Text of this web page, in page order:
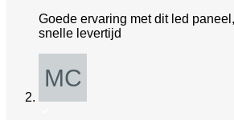
Goede ervaring met dit led
snelle levertijd